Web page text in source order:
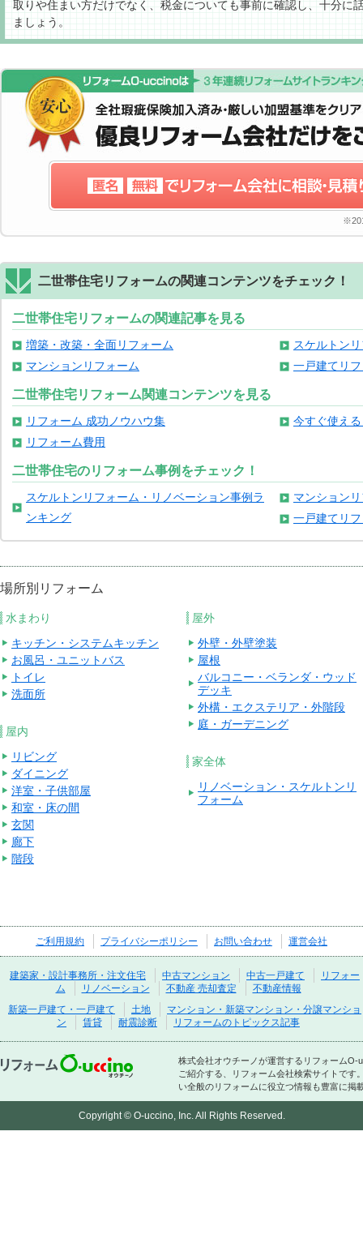
取りや住まい方だけでなく、税金についても事前に確認し、十分に
ましょう。
二世帯住宅リフォームの関連コンテンツをチェック！
二世帯住宅リフォームの関連記事を見る
増築・改築・全面リフォーム
スケルトン
マンションリフォーム
一戸建てリ
二世帯住宅リフォーム関連コンテンツを見る
リフォーム 成功ノウハウ集
今すぐ使え
リフォーム費用
二世帯住宅のリフォーム事例をチェック！
スケルトンリフォーム・リノベーション事例ラ
ンキング
マンション
一戸建てリ
場所別リフォーム
水まわり
キッチン・システムキッチン
お風呂・ユニットバス
トイレ
洗面所
屋内
リビング
ダイニング
洋室・子供部屋
和室・床の間
玄関
廊下
階段
屋外
外壁・外壁塗装
屋根
バルコニー・ベランダ・ウッド
デッキ
外構・エクステリア・外階段
庭・ガーデニング
家全体
リノベーション・スケルトンリ
フォーム
ご利用規約 プライバシーポリシー お問い合わせ 運営会社
建築家・設計事務所・注文住宅 中古マンション 中古一戸建て
リフォー
ム
リノベーション 不動産 売却査定
不動産情報
新築一戸建て・一戸建て
土地
マンション・新築マンション・分譲マンショ
ン
賃貸 耐震診断 リフォームのトピックス記事
株式会社オウチーノが運営するリフォーム
ご紹介する、リフォーム会社検索サイトで
い全般のリフォームに役立つ情報も豊富に掲
Copyright © O-uccino, Inc. All Rights Reserved.